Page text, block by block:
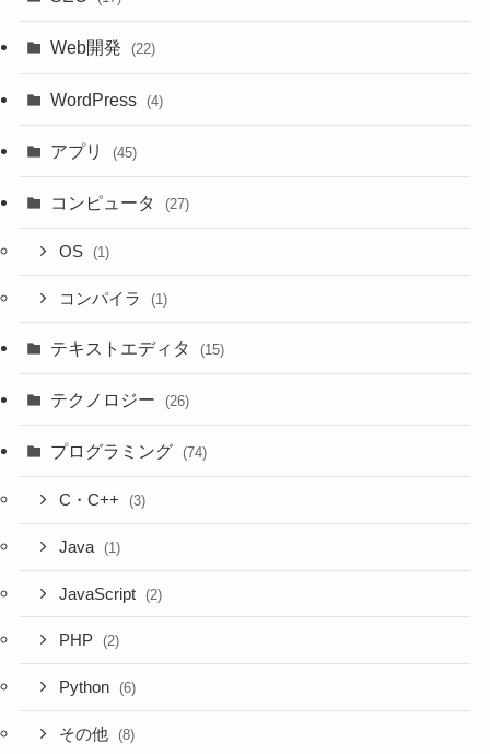
Web開発 (22)
WordPress (4)
アプリ (45)
コンピュータ (27)
OS (1)
コンパイラ (1)
テキストエディタ (15)
テクノロジー (26)
プログラミング (74)
C・C++ (3)
Java (1)
JavaScript (2)
PHP (2)
Python (6)
その他 (8)